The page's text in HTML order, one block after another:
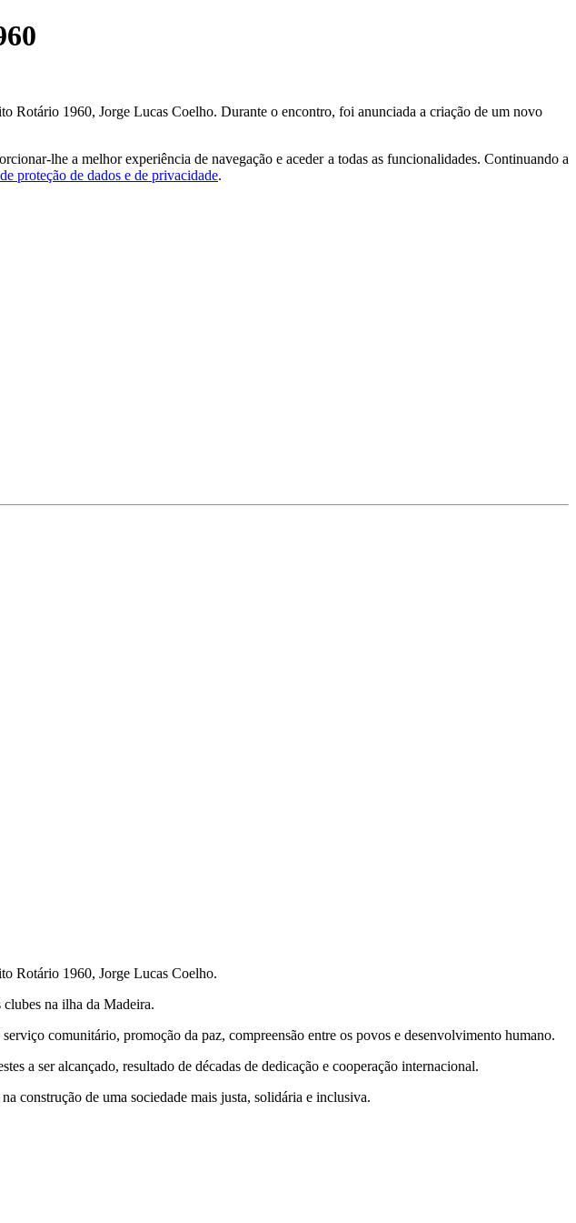
Rotário 1960, Jorge Lucas Coelho. Durante o encontro, foi anunciada a criação de um novo
lhe a melhor experiência de navegação e aceder a todas as funcionalidades. Continuando a
proteção de dados e de privacidade.
Rotário 1960, Jorge Lucas Coelho.
na ilha da Madeira.
comunitário, promoção da paz, compreensão entre os povos e desenvolvimento humano.
a ser alcançado, resultado de décadas de dedicação e cooperação internacional.
construção de uma sociedade mais justa, solidária e inclusiva.